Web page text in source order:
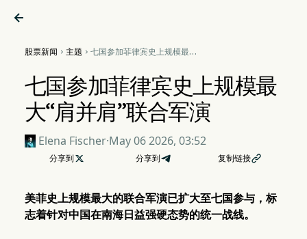

股票新闻  主题  七国参加菲律宾史上规模最大
七国参加菲律宾史上规模最
大“肩并肩”联合军演
Elena Fischer·May 06 2026, 03:52
分享到  分享到 复制链接
美菲史上规模最大的联合军演已扩大至七国参与，标
志着针对中国在南海日益强硬态势的统一战线。